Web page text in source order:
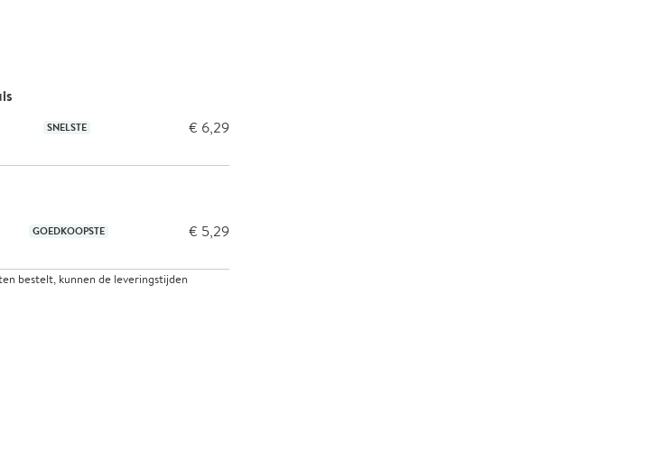
SNELSTE € 6,29
GOEDKOOPSTE € 5,29
bestelt, kunnen de leveringstijden